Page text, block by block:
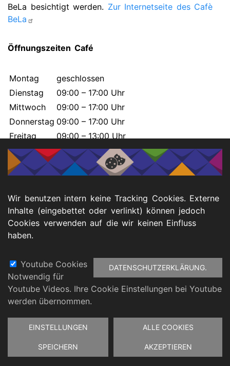
BeLa besichtigt werden. Zur Internetseite des Cafè
BeLa
Öffnungszeiten Café
Montag
geschlossen
Dienstag
09:00 – 17:00 Uhr
Mittwoch
09:00 – 17:00 Uhr
Donnerstag 09:00 – 17:00 Uhr
Freitag
09:00 – 13:00 Uhr
FußbereichBarrierefreiheitserklärung
Wir benutzen intern keine Tracking Cookies. Externe
Inhalte (eingebettet oder verlinkt) können jedoch
Cookies verwenden auf die wir keinen Einfluss
haben.
DATENSCHUTZERKLÄRUNG.
Youtube Cookies
Notwendig für
Youtube Videos. Ihre Cookie Einstellungen bei Youtube
werden übernommen.
EINSTELLUNGEN
SPEICHERN
ALLE COOKIES
AKZEPTIEREN
Zustimmung
zurückziehen